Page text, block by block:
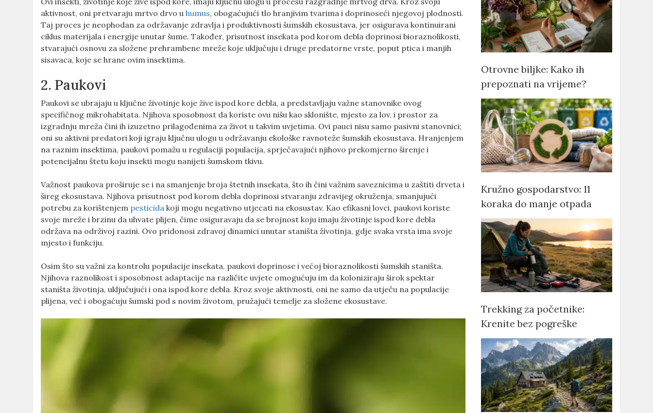
aktivnost, oni pretvaraju mrtvo drvo uhumus, obogaćujući tlo hranjivim tvarima i doprinoseći njegovoj plodnosti.
Taj proces je neophodan za održavanje zdravlja i produktivnosti šumskih ekosustava, jer osigurava kontinuirani
ciklus materijala i energije unutar šume. Također, prisutnost insekata pod korom debla doprinosi bioraznolikosti,
stvarajući osnovu za složene prehrambene mreže koje uključuju i druge predatorne vrste, poput ptica i manjih
sisavaca, koje se hrane ovim insektima.
2. Paukovi
Paukovi se ubrajaju u ključne životinje koje žive ispod kore debla, a predstavljaju važne stanovnike ovog
specifičnog mikrohabitata. Njihova sposobnost da koriste ovu nišu kao sklonište, mjesto za lov, i prostor za
izgradnju mreža čini ih izuzetno prilagođenima za život u takvim uvjetima. Ovi pauci nisu samo pasivni stanovnici;
oni su aktivni predatori koji igraju ključnu ulogu u održavanju ekološke ravnoteže šumskih ekosustava. Hranjenjem
na raznim insektima, paukovi pomažu u regulaciji populacija, sprječavajući njihovo prekomjerno širenje i
potencijalnu štetu koju insekti mogu nanijeti šumskom tkivu.
Važnost paukova proširuje se i na smanjenje broja štetnih insekata, što ih čini važnim saveznicima u zaštiti drveta i
šireg ekosustava. Njihova prisutnost pod korom debla doprinosi stvaranju zdravijeg okruženja, smanjujući
potrebu za korištenjem pesticida koji mogu negativno utjecati na ekosustav. Kao efikasni lovci, paukovi koriste
svoje mreže i brzinu da uhvate plijen, čime osiguravaju da se brojnost koju imaju životinje ispod kore debla
održava na održivoj razini. Ovo pridonosi zdravoj dinamici unutar staništa životinja, gdje svaka vrsta ima svoje
mjesto i funkciju.
Osim što su važni za kontrolu populacije insekata, paukovi doprinose i većoj bioraznolikosti šumskih staništa.
Njihova raznolikost i sposobnost adaptacije na različite uvjete omogućuju im da koloniziraju širok spektar
staništa životinja, uključujući i ona ispod kore debla. Kroz svoje aktivnosti, oni ne samo da utječu na populacije
plijena, već i obogaćuju šumski pod s novim životom, pružajući temelje za složene ekosustave.
Otrovne biljke: Kako ih
prepoznati na vrijeme?
Kružno gospodarstvo: 11
koraka do manje otpada
Trekking za početnike:
Krenite bez pogreške